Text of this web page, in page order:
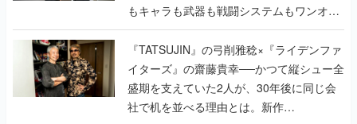
もキャラも武器も戦闘システムもワンオフ
で作り込まれた理由を両ディレクターに聞
く
『TATSUJIN』の弓削雅稔×『ライデンファ
イターズ』の齋藤貴幸──かつて縦シュー全
盛期を支えていた2人が、30年後に同じ会
社で机を並べる理由とは。新作